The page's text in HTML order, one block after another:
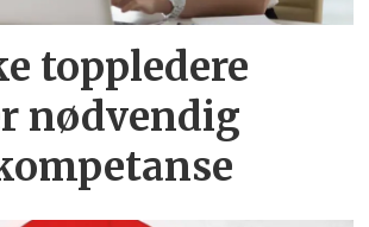
toppledere
nødvendig